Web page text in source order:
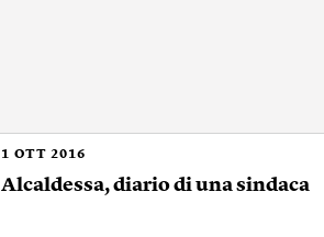
1 OTT 2016
Alcaldessa, diario di una sindaca